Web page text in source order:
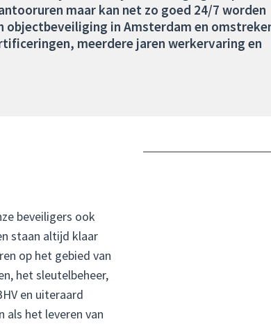
maar kan net zo goed 24/7 worden
objectbeveiliging in Amsterdam en
meerdere jaren werkervaring en
beveiligers ook
staan altijd klaar
op het gebied van
het sleutelbeheer,
en uiteraard
als het leveren van